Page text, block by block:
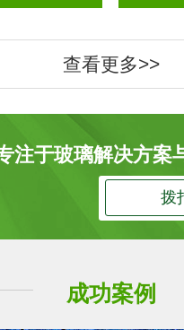
查看更多>>
注于玻璃解决方案
拨
成功案例